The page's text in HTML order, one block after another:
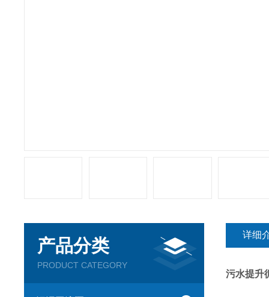
产品分类
PRODUCT CATEGORY
详细
污水提升